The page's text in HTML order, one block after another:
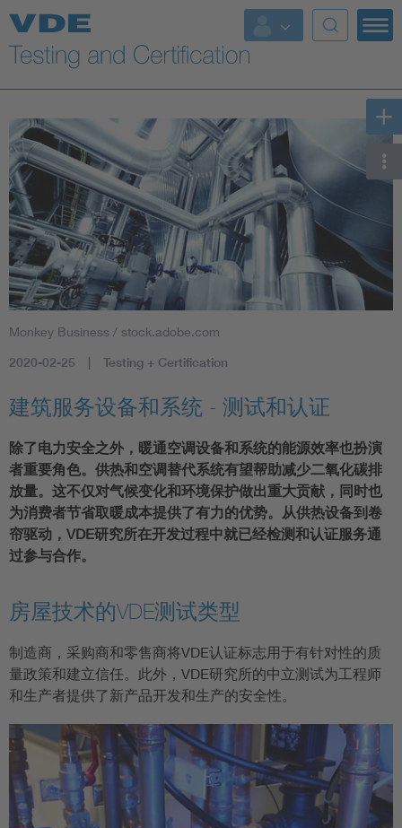
Key Topics
Monkey Business / stock.adobe.com
2020-02-25 Testing + Certification
建筑服务设备和系统 - 测试和认证
除了电力安全之外，暖通空调设备和系统的能源效率也扮演
者重要角色。供热和空调替代系统有望帮助减少二氧化碳排
放量。这不仅对气候变化和环境保护做出重大贡献，同时也
为消费者节省取暖成本提供了有力的优势。从供热设备到卷
帘驱动，VDE研究所在开发过程中就已经检测和认证服务通
过参与合作。
房屋技术的VDE测试类型
制造商，采购商和零售商将VDE认证标志用于有针对性的质
量政策和建立信任。此外，VDE研究所的中立测试为工程师
和生产者提供了新产品开发和生产的安全性。